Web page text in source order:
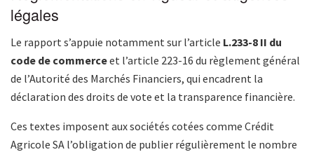
légales
Le rapport s’appuie notamment sur l’article L.233-8 II du
code de commerceet l’article 223-16 du règlement général
de l’Autorité des Marchés Financiers, qui encadrent la
déclaration des droits de vote et la transparence financière.
Ces textes imposent aux sociétés cotées comme Crédit
Agricole SA l’obligation de publier régulièrement le nombre